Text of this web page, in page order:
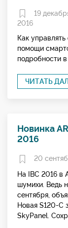
19
2016
Как
помощи
подробности
ЧИТАТЬ
Новинка
2016
20
На IBC 2016 в
шумихи. Ведь
сентября,
Новая S120-C
SkyPanel.